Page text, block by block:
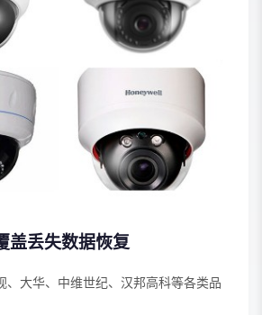
盖丢失数据恢复
、大华、中维世纪、汉邦高科等各类品